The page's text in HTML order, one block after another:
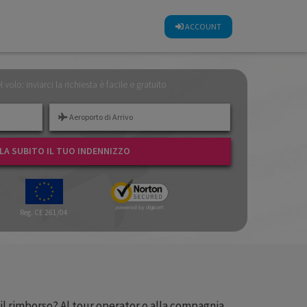
ACCOUNT
CALCOLA SUBITO IL TUO INDENNIZZO
volo: inviarci la richiesta è facile e gratuito
SUBITO IL TUO INDENNIZZO
Reg. CE 261/04